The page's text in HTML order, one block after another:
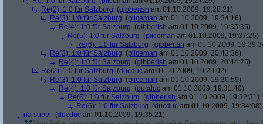
Re(2): 1:0 für Salzburg (gibberish am 01.10.2009, 19:28:21)
Re(3): 1:0 für Salzburg (piiceman am 01.10.2009, 19:34:16)
Re(4): 1:0 für Salzburg (gibberish am 01.10.2009, 19:35:35)
Re(5): 1:0 für Salzburg (piiceman am 01.10.2009, 19:37:25)
Re(6): 1:0 für Salzburg (gibberish am 01.10.2009,
Re(3): 1:0 für Salzburg (piiceman am 01.10.2009, 20:43:38)
Re(4): 1:0 für Salzburg (gibberish am 01.10.2009, 20:44:25)
Re(2): 1:0 für Salzburg (ducduc am 01.10.2009, 19:29:02)
Re(3): 1:0 für Salzburg (piiceman am 01.10.2009, 19:30:59)
Re(4): 1:0 für Salzburg (ducduc am 01.10.2009, 19:31:40)
Re(5): 1:0 für Salzburg (gibberish am 01.10.2009, 19:32:31)
Re(6): 1:0 für Salzburg (ducduc am 01.10.2009, 19:34:08)
na super (ducduc am 01.10.2009, 19:35:21)